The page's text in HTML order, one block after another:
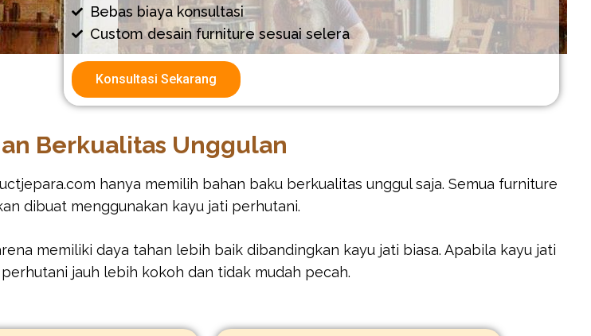
Bebas biaya konsultasi
Custom desain furniture sesuai selera
Konsultasi Sekarang
Berkualitas Unggulan
hanya memilih bahan baku berkualitas unggul saja. Semua furniture
dibuat menggunakan kayu jati perhutani.
memiliki daya tahan lebih baik dibandingkan kayu jati biasa. Apabila kayu jati
jauh lebih kokoh dan tidak mudah pecah.